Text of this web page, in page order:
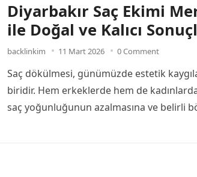
Diyarbakır Saç Ekimi
ile Doğal ve Kalıcı
backlinkim 11 Mart 2026 0 Comment
Saç dökülmesi, günümüzde estetik
biridir. Hem erkeklerde hem de
saç yoğunluğunun azalmasına ve belirli